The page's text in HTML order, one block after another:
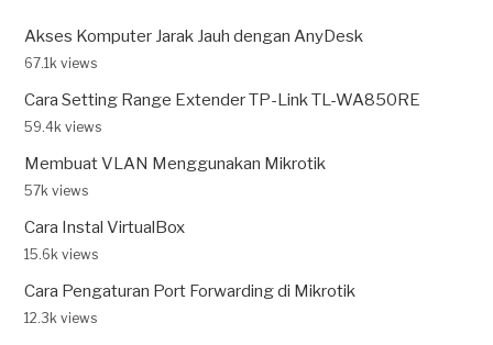
Akses Komputer Jarak Jauh dengan AnyDesk
67.1k views
Cara Setting Range Extender TP-Link TL-WA850RE
59.4k views
Membuat VLAN Menggunakan Mikrotik
57k views
Cara Instal VirtualBox
15.6k views
Cara Pengaturan Port Forwarding di Mikrotik
12.3k views